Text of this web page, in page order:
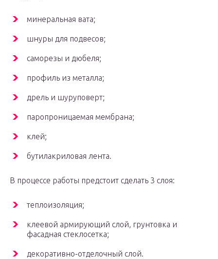
минеральная вата;
шнуры для подвесов;
саморезы и дюбеля;
профиль из металла;
дрель и шуруповерт;
паропроницаемая мембрана;
клей;
бутилакриловая лента.
В процессе работы предстоит сделать 3 слоя:
теплоизоляция;
клеевой армирующий слой, грунтовка и
фасадная стеклосетка;
декоративно-отделочный слой.